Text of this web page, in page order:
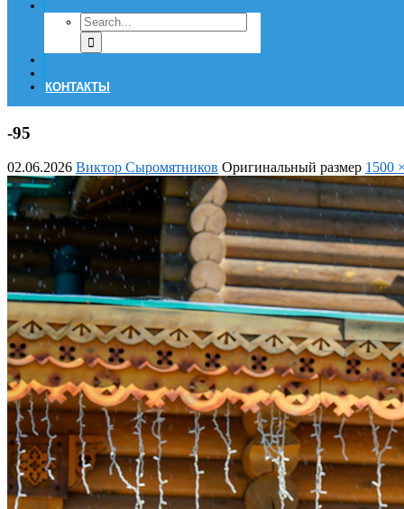
КОНТАКТЫ
-95
02.06.2026 Виктор Сыромятников Оригинальный размер 1500